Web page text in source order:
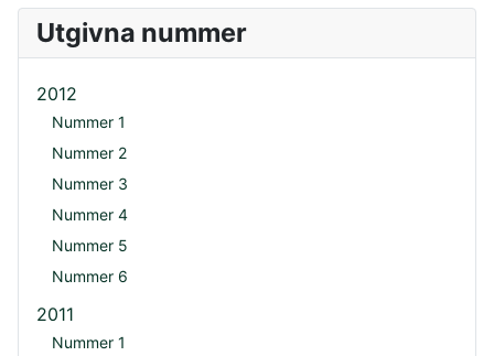
Utgivna nummer
2012
Nummer 1
Nummer 2
Nummer 3
Nummer 4
Nummer 5
Nummer 6
2011
Nummer 1